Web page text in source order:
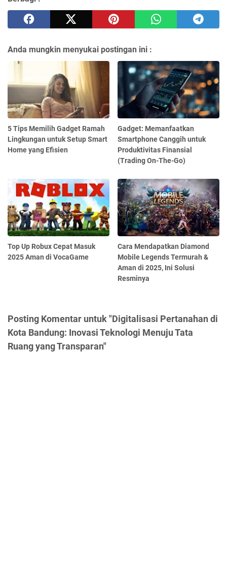
Anda mungkin menyukai postingan ini :
5 Tips Memilih Gadget Ramah
Lingkungan untuk Setup Smart
Home yang Efisien
Gadget: Memanfaatkan
Smartphone Canggih untuk
Produktivitas Finansial
(Trading On-The-Go)
Top Up Robux Cepat Masuk
2025 Aman di VocaGame
Cara Mendapatkan Diamond
Mobile Legends Termurah &
Aman di 2025, Ini Solusi
Resminya
Posting Komentar untuk "Digitalisasi Pertanahan di
Kota Bandung: Inovasi Teknologi Menuju Tata
Ruang yang Transparan"